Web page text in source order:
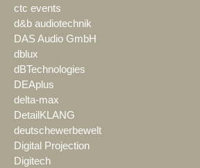
ctc events
d&b audiotechnik
DAS Audio GmbH
dblux
dBTechnologies
DEAplus
delta-max
DetailKLANG
deutschewerbewelt
Digital Projection
Digitech